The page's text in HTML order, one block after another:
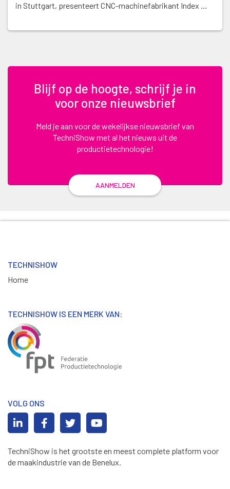
in Stuttgart, presenteert CNC-machinefabrikant Index …
Blijf op de hoogte, schrijf je in
voor onze nieuwsbrief
Meld je aan voor de wekelijkse nieuwsbrief van
TechniShow met al het nieuws uit de
productietechnologie!
AANMELDEN
TECHNISHOW
Home
TECHNISHOW IS EEN MERK VAN:
VOLG ONS
TechniShow is het grootste en meest complete platform voor
de maakindustrie van de Benelux.